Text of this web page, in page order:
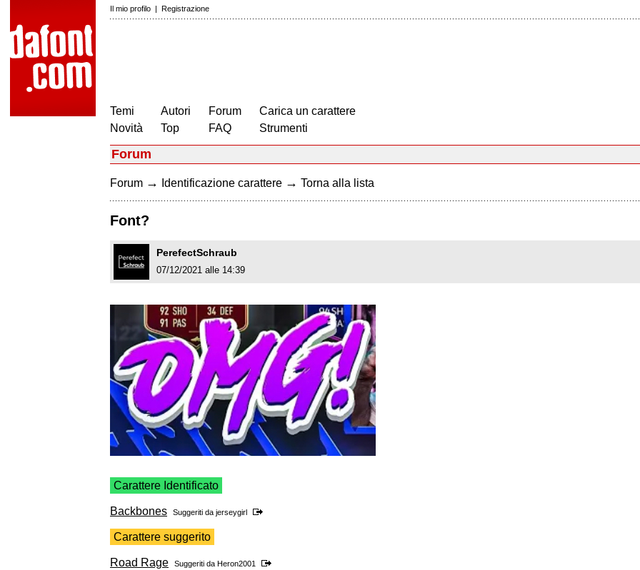
Il mio profilo | Registrazione
Temi
Novità
Autori
Top
Forum
FAQ
Carica un carattere
Strumenti
Forum
Forum → Identificazione carattere → Torna alla lista
Font?
PerefectSchraub
07/12/2021 alle 14:39
Carattere Identificato
Backbones Suggeriti da jerseygirl
Carattere suggerito
Road Rage Suggeriti da Heron2001